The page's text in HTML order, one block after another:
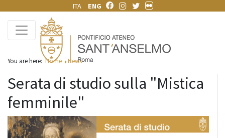
ITA ENG
You are here:Home News
Serata di studio sulla "Mistica
femminile"